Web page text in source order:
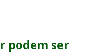
podem ser